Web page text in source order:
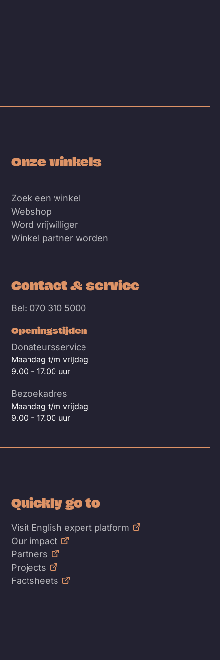
Onze winkels
Zoek een winkel
Webshop
Word vrijwilliger
Winkel partner worden
Contact & service
Bel: 070 310 5000
Openingstijden
Donateursservice
Maandag t/m vrijdag
9.00 - 17.00 uur
Bezoekadres
Maandag t/m vrijdag
9.00 - 17.00 uur
Quickly go to
Visit English expert platform
Our impact
Partners
Projects
Factsheets